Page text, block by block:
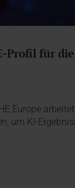
Profil für
Europe
um KI-